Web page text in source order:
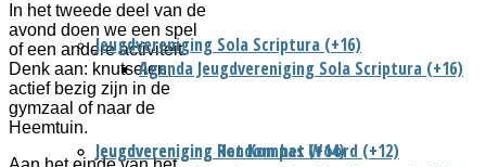
Jeugdvereniging Sola Scriptura (+16)
Agenda Jeugdvereniging Sola Scriptura (+16)
Jeugdvereniging Het Kompas (+14)
Jeugdvereniging Rondom het Woord (+12)
In het tweede deel van de
avond doen we een spel
of een andere activiteit.
Denk aan: knutselen,
actief bezig zijn in de
gymzaal of naar de
Heemtuin.